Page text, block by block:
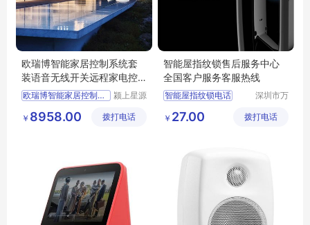
欧瑞博智能家居控制系统套
装语音无线开关远程家电控
全屋定制
欧瑞博智能家居控制系统套
颍上星源
有限公司
￥ 8958.00 拨打电话
智能屋指纹锁售后服务中心
全国客户服务客服热线
智能屋指纹锁电话
智能屋智能锁厂家
深圳市万
务有限公
￥ 27.00 拨打电话